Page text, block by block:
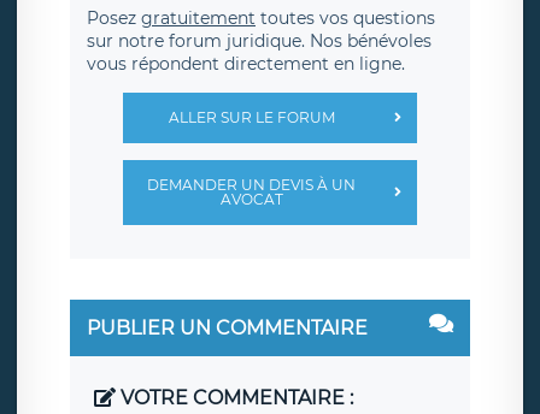
Posez gratuitement toutes vos questions
sur notre forum juridique. Nos bénévoles
vous répondent directement en ligne.
ALLER SUR LE FORUM
DEMANDER UN DEVIS À UN
AVOCAT
PUBLIER UN COMMENTAIRE
VOTRE COMMENTAIRE :